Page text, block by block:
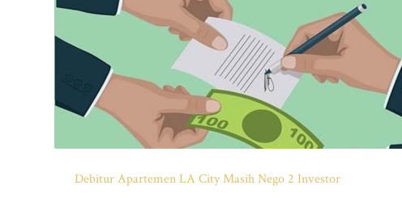
Debitur Apartemen LA City Masih Nego 2 Investor